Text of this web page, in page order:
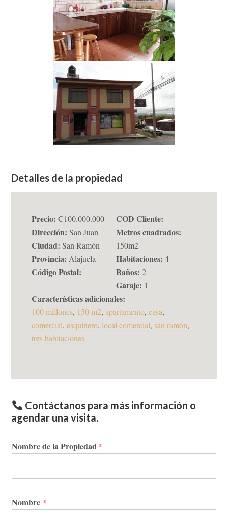
Detalles de la propiedad
Precio: ₡100.000.000
Dirección: San Juan
Ciudad: San Ramón
Provincia: Alajuela
Código Postal:
COD Cliente:
Metros cuadrados:
150m2
Habitaciones: 4
Baños: 2
Garaje: 1
Características adicionales:
100 millones, 150 m2,apartamento,casa,
comercial,esquinero,local comercial, san ramón,
tres habitaciones
Contáctanos para más información o
agendar una visita.
Nombre de la Propiedad *
Nombre *